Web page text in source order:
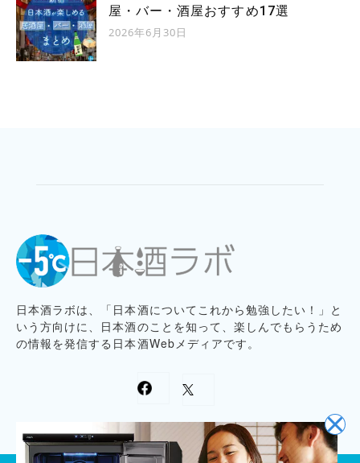
屋・バー・酒屋おすすめ17選
2026年6月30日
日本酒ラボは、「日本酒についてこれから勉強したい！」と
いう方向けに、日本酒のことを知って、楽しんでもらうため
の情報を発信する日本酒Webメディアです。